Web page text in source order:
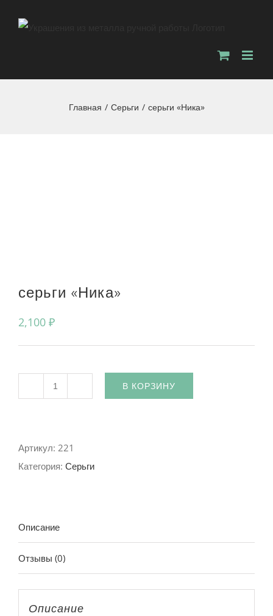
Главная / Серьги / серьги «Ника»
серьги «Ника»
2,100 ₽
В КОРЗИНУ
Артикул: 221
Категория: Серьги
Описание
Отзывы (0)
Описание